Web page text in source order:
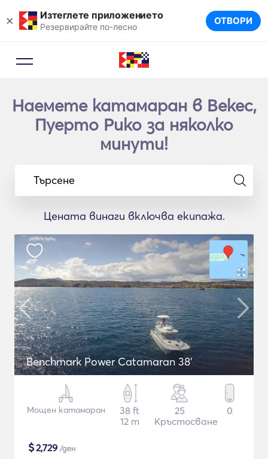
× Изтеглете приложението
Резервирайте по-лесно ОТВОРИ
Наемете катамаран в Векес,
Пуерто Рико за няколко
минути!
Търсене
Цената винаги включва екипажа.
Benchmark Power Catamaran 38'
Мощен катамаран
38 ft
12 m
25
Кръстосване
0
$2,729 /ден